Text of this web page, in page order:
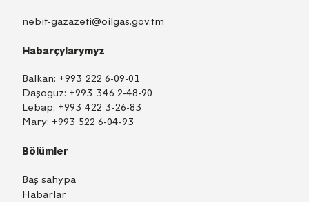
nebit-gazazeti@oilgas.gov.tm
Habarçylarymyz
Balkan: +993 222 6-09-01
Daşoguz: +993 346 2-48-90
Lebap: +993 422 3-26-83
Mary: +993 522 6-04-93
Bölümler
Baş sahypa
Habarlar